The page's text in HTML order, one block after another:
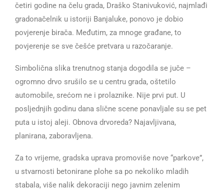
četiri godine na čelu grada, Draško Stanivuković, najmlađi
gradonačelnik u istoriji Banjaluke, ponovo je dobio
povjerenje birača. Međutim, za mnoge građane, to
povjerenje se sve češće pretvara u razočaranje.
Simbolična slika trenutnog stanja dogodila se juče –
ogromno drvo srušilo se u centru grada, oštetilo
automobile, srećom ne i prolaznike. Nije prvi put. U
posljednjih godinu dana slične scene ponavljale su se pet
puta u istoj aleji. Obnova drvoreda? Najavljivana,
planirana, zaboravljena.
Za to vrijeme, gradska uprava promoviše nove “parkove”,
u stvarnosti betonirane plohe sa po nekoliko mladih
stabala, više nalik dekoraciji nego javnim zelenim